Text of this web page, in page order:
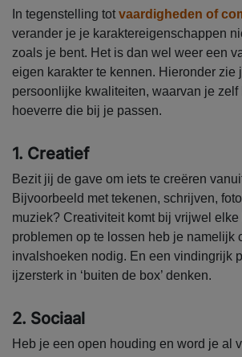
In tegenstelling tot vaardigheden of
verander je je karaktereigenschappen
zoals je bent. Het is dan wel weer een
eigen karakter te kennen. Hieronder zie
persoonlijke kwaliteiten, waarvan je zelf
hoeverre die bij je passen.
1. Creatief
Bezit jij de gave om iets te creëren
Bijvoorbeeld met tekenen, schrijven,
muziek? Creativiteit komt bij vrijwel
problemen op te lossen heb je namelijk
invalshoeken nodig. En een vindingrijk
ijzersterk in ‘buiten de box’ denken.
2. Sociaal
Heb je een open houding en word je al